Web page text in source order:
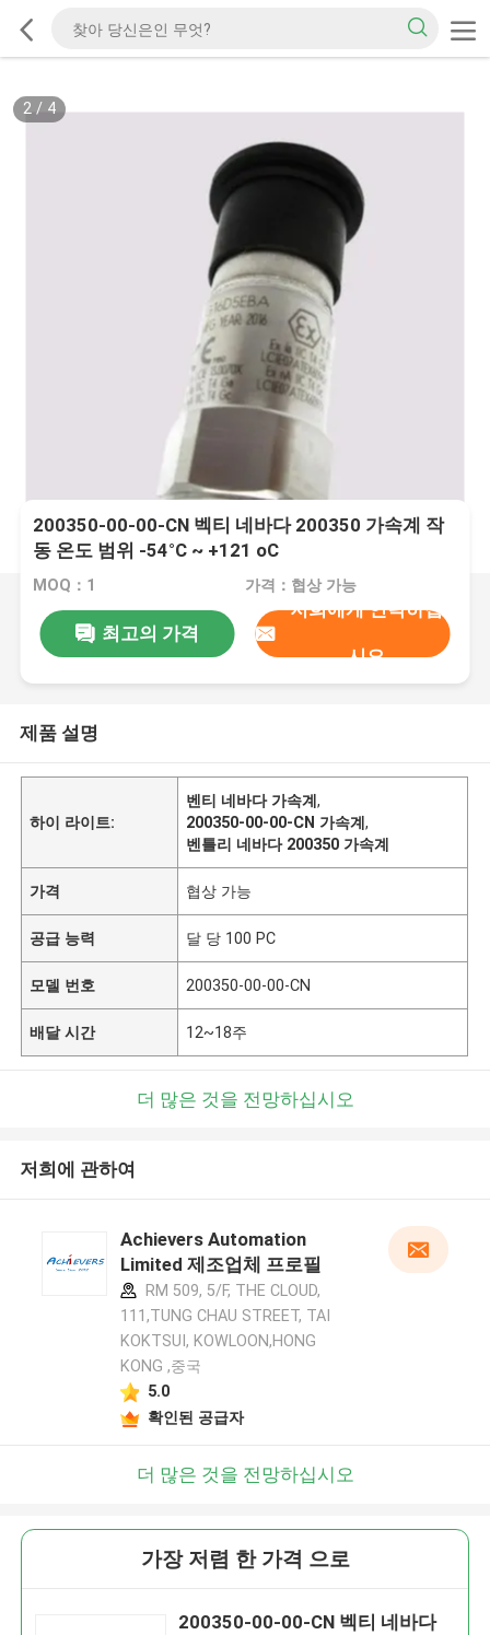
2/ 4
200350-00-00-CN 벡티 네바다 200350 가속계 작
동 온도 범위 -54°C ~ +121 oC
MOQ：1 가격：협상 가능
최고의 가격
저희에게 연락하십
시오
제품 설명
하이 라이트:
벤티 네바다 가속계,
200350-00-00-CN 가속계,
벤틀리 네바다 200350 가속계
가격 협상 가능
공급 능력 달 당 100 PC
모델 번호 200350-00-00-CN
배달 시간 12~18주
더 많은 것을 전망하십시오
저희에 관하여
Achievers Automation
Limited 제조업체 프로필
RM 509, 5/F, THE CLOUD,
111,TUNG CHAU STREET, TAI
KOKTSUI, KOWLOON,HONG
KONG ,중국
5.0
확인된 공급자
더 많은 것을 전망하십시오
가장 저렴 한 가격 으로
200350-00-00-CN 벡티 네바다